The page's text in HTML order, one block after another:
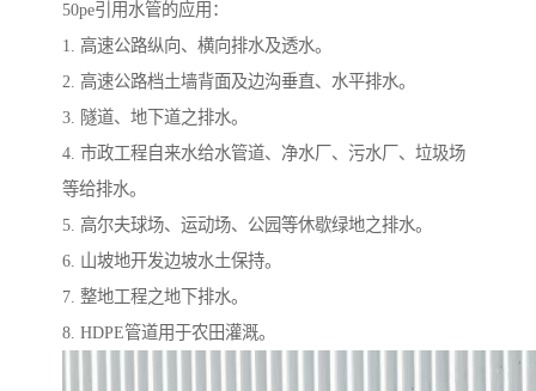
50pe引用水管的应用：
1. 高速公路纵向、横向排水及透水。
2. 高速公路档土墙背面及边沟垂直、水平排水。
3. 隧道、地下道之排水。
4. 市政工程自来水给水管道、净水厂、污水厂、垃圾场
等给排水。
5. 高尔夫球场、运动场、公园等休歇绿地之排水。
6. 山坡地开发边坡水土保持。
7. 整地工程之地下排水。
8. HDPE管道用于农田灌溉。